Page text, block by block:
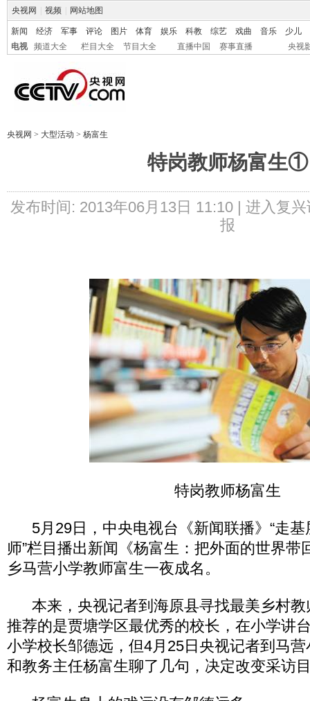
央视网 视频 网站地图
新闻 经济 军事 评论 图片 体育 娱乐 科教 综艺 戏曲 音乐
少儿
电视
频道大全 栏目大全 节目大全 直播中国 赛事直播 央视
央视网 > 大型活动 > 杨富生
特岗教师杨富生①
发布时间: 2013年06月13日 11:10 | 进入复兴
报
特岗教师杨富生
5月29日，中央电视台《新闻联播》“走基
师”栏目播出新闻《杨富生：把外面的世界带
乡马营小学教师富生一夜成名。
本来，央视记者到海原县寻找最美乡村教
推荐的是贾塘学区最优秀的校长，在小学讲
小学校长邹德远，但4月25日央视记者到马
和教务主任杨富生聊了几句，决定改变采访